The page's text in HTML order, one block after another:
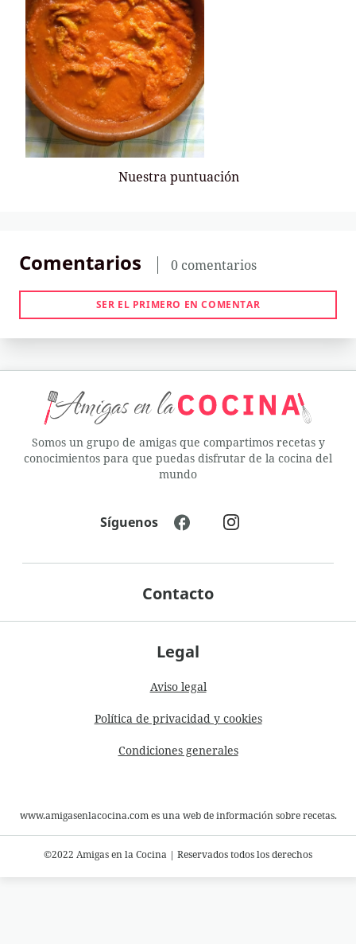
Nuestra puntuación
Comentarios 0 comentarios
SER EL PRIMERO EN COMENTAR
Somos un grupo de amigas que compartimos recetas y
conocimientos para que puedas disfrutar de la cocina del
mundo
Legal
Aviso legal
Política de privacidad y cookies
Condiciones generales
Contacto
Síguenos
www.amigasenlacocina.com es una web de información sobre recetas.
©2022 Amigas en la Cocina | Reservados todos los derechos